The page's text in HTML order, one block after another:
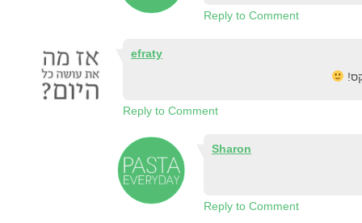
Reply to Comment
efraty
Reply to Comment
Sharon
Reply to Comment